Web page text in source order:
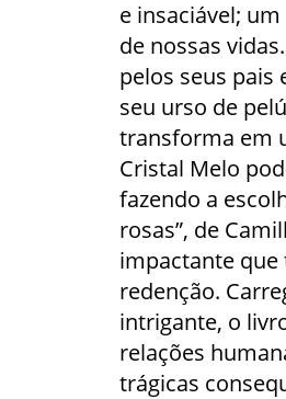
e insaciável;
de nossas
pelos seus pais
seu urso de
transforma em
Cristal Melo
fazendo a
rosas”, de
impactante que
redenção.
intrigante, o
relações
trágicas